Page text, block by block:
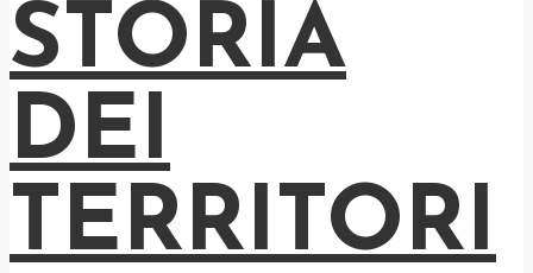
STORIA
DEI
TERRITORI